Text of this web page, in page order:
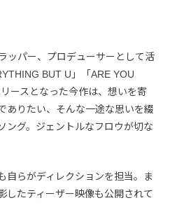
ッパー、プロデューサーとして活
BUT U」「ARE YOU
ースとなった今作は、想いを寄
ありたい、そんな一途な思いを綴
ング。ジェントルなフロウが切な
自らがディレクションを担当。ま
したティーザー映像も公開されて